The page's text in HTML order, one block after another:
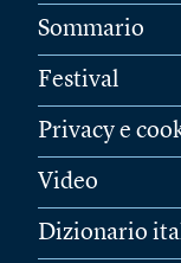
Sommario
Festival
Privacy e
Video
Dizionario